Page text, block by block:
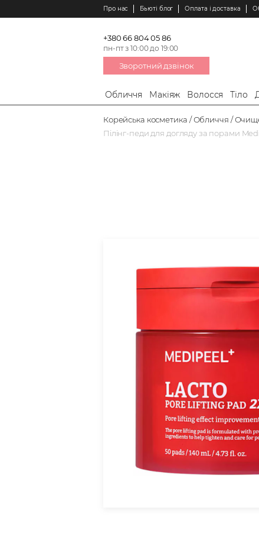
Про нас Бьюті блог Оплата і доставка
+380 66 804 05 86
пн-пт з 10:00 до 19:00
Зворотний дзвінок
Обличчя Макіяж Волосся Тіло
Корейська косметика Обличчя
Пілінг-педи для догляду за порами